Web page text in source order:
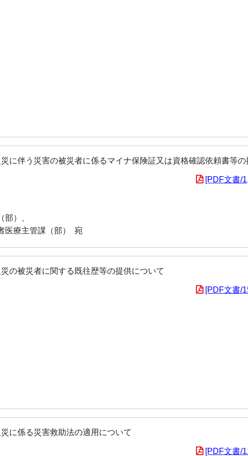
に伴う災害の被災者に係るマイナ保険証又は資格確認依頼書等の
）、
医療主管課（部） 宛
[PDF文書/
の被災者に関する既往歴等の提供について
[PDF文書/
に係る災害救助法の適用について
[PDF文書/